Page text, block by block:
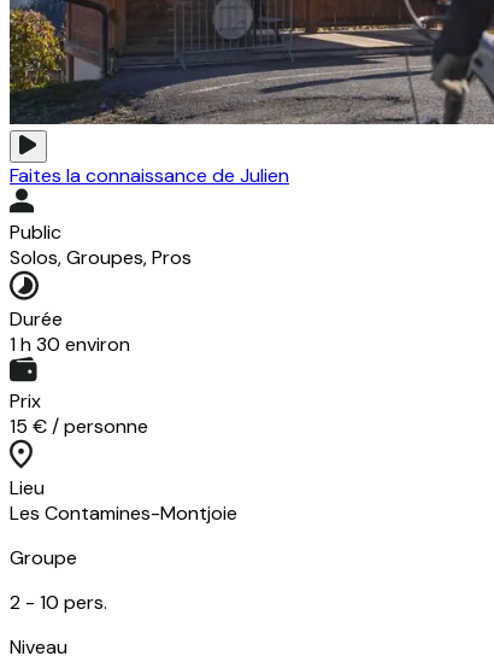
Faites la connaissance de Julien
Public
Solos, Groupes, Pros
Durée
1 h 30 environ
Prix
15 € / personne
Lieu
Les Contamines-Montjoie
Groupe
2 - 10 pers.
Niveau